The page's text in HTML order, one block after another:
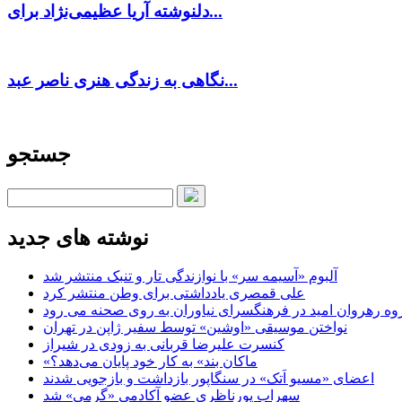
دلنوشته آریا عظیمی‌نژاد برای...
نگاهی به زندگی هنری ناصر عبد...
جستجو
نوشته های جدید
آلبوم «آسیمه سر» با نوازندگی تار و تنبک منتشر شد
علی قمصری یادداشتی برای وطن منتشر کرد
رهروان امید در فرهنگسرای نیاوران به روی صحنه می رود
نواختن موسیقی «اوشین» توسط سفیر ژاپن در تهران
کنسرت علیرضا قربانی به زودی در شیراز
«ماکان بند» به کار خود پایان می‌دهد؟
اعضای «مسیو اَتک» در سنگاپور بازداشت و بازجویی شدند
سهراب پورناظری عضو آکادمی «گرمی» شد